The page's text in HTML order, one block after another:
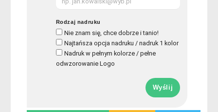
Rodzaj nadruku
Nie znam się, chce dobrze i tanio!
Najtańsza opcja nadruku / nadruk 1 kolor
Nadruk w pełnym kolorze / pełne
odwzorowanie Logo
Wyślij